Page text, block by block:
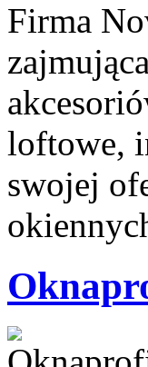
Firma
loftowe,
swojej